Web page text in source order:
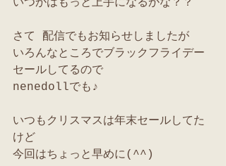
いつかはもっと上手になるかな？？
さて 配信でもお知らせしましたが
いろんなところでブラックフライデー
セールしてるので
nenedollでも♪
いつもクリスマスは年末セールしてた
けど
今回はちょっと早めに(^^)